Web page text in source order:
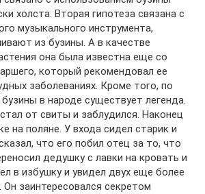
холста. Вторая гипотеза связана с
музыкального инструмента,
из бузины. А в качестве
она была известна еще со
который рекомендовал ее
заболеваниях. Кроме того, по
в народе существует легенда.
от свиты и заблудился. Наконец
на поляне. У входа сидел старик и
что его побил отец за то, что
дедушку с лавки на кровать и
в избушку и увидел двух еще более
Он заинтересовался секретом